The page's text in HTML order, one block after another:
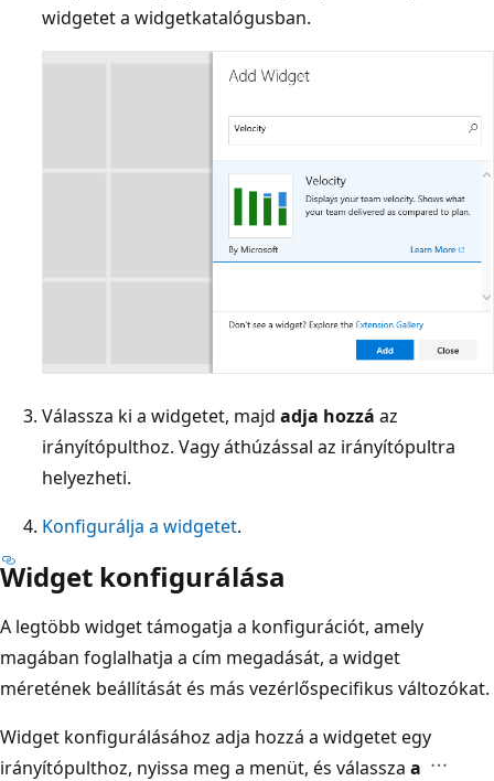
widgetet a widgetkatalógusban.
Válassza ki a widgetet, majd adja hozzá az
irányítópulthoz. Vagy áthúzással az irányítópultra
helyezheti.
Konfigurálja a widgetet.
Widget konfigurálása
A legtöbb widget támogatja a konfigurációt, amely
magában foglalhatja a cím megadását, a widget
méretének beállítását és más vezérlőspecifikus változókat.
Widget konfigurálásához adja hozzá a widgetet egy
irányítópulthoz, nyissa meg a menüt, és válassza a